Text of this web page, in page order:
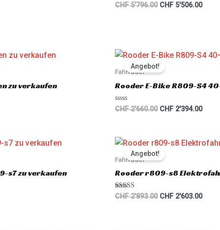
Rated
CHF5'796.00 CHF 5'506.00
zu verkaufen
Angebot!
Fahrräder
Rooder E-Bike R809-S4
R
0
o
t
f
5
CHF2'660.00
Original
was:
CHF 2'394.00
s7 zu verkaufen
Angebot!
Fahrräder
Rooder r809-s8
Rated
CHF2'893.00
Original
was:
CHF 2'603.00